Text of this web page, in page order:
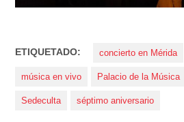
ETIQUETADO: concierto en Mérida
música en vivo Palacio de la Música
Sedeculta séptimo aniversario